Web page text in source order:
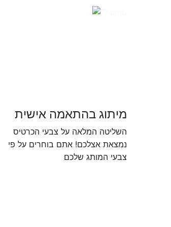
מיתוג בהתאמה אישית
השליטה המלאה על צבעי הכרטיס
נמצאת אצלכם! אתם בוחרים על פי
צבעי המותג שלכם